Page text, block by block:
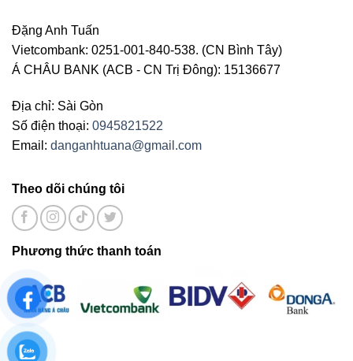
Đặng Anh Tuấn
Vietcombank: 0251-001-840-538. (CN Bình Tây)
Á CHÂU BANK (ACB - CN Trị Đông): 15136677
Địa chỉ: Sài Gòn
Số điện thoại: 0945821522
Email: danganhtuana@gmail.com
Theo dõi chúng tôi
Phương thức thanh toán